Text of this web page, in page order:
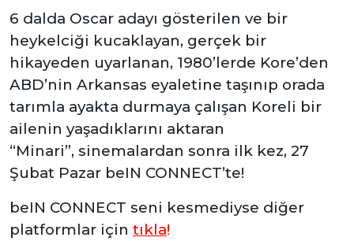
6 dalda Oscar adayı gösterilen ve bir
heykelciği kucaklayan, gerçek bir
hikayeden uyarlanan, 1980’lerde Kore’den
ABD’nin Arkansas eyaletine taşınıp orada
tarımla ayakta durmaya çalışan Koreli bir
ailenin yaşadıklarını aktaran
“Minari”, sinemalardan sonra ilk kez, 27
Şubat Pazar beIN CONNECT’te!
beIN CONNECT seni kesmediyse diğer
platformlar için tıkla!